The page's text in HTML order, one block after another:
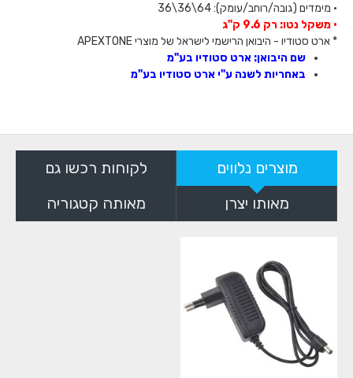
• מימדים (גובה/רוחב/עומק): 64\36\36
• משקל נטו: רק 9.6 ק"ג
* ארט סטודיו - היבואן הרישמי לישראל של מוצרי APEXTONE
שם היבואן: ארט סטודיו בע"מ
באחריות לשנה ע"י ארט סטודיו בע"מ
מוצרים נלווים
לקוחות רכשו גם
מאותו יצרן
מאותה קטגוריה